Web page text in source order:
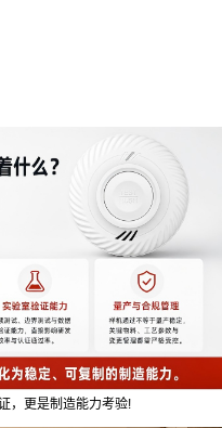
，更是制造能力考验!